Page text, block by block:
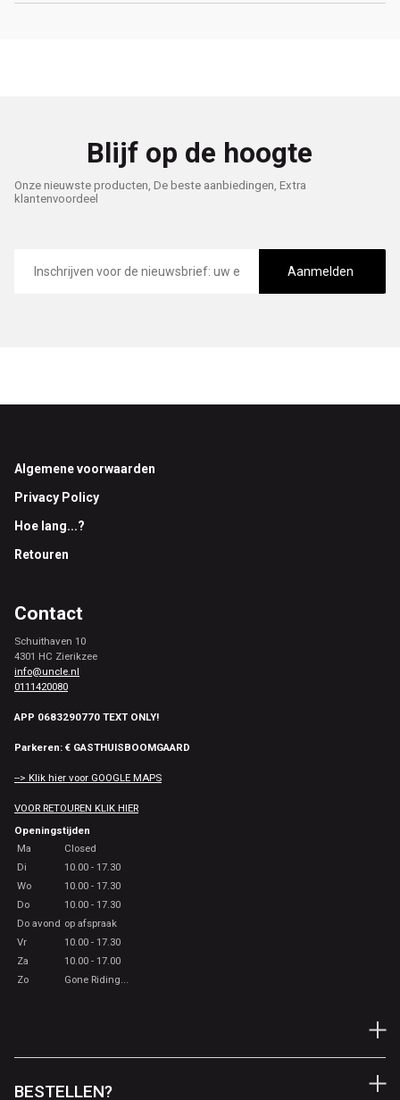
Blijf op de hoogte
Onze nieuwste producten, De beste aanbiedingen, Extra
klantenvoordeel
mailadres
Aanmelden
Footer
Algemene voorwaarden
Privacy Policy
Hoe lang...?
Retouren
Contact
Schuithaven 10
4301 HC Zierikzee
info@uncle.nl
0111420080
APP 0683290770 TEXT ONLY!
Parkeren: € GASTHUISBOOMGAARD
--> Klik hier voor GOOGLE MAPS
VOOR RETOUREN KLIK HIER
Openingstijden
Ma
Closed
Di
10.00 - 17.30
Wo
10.00 - 17.30
Do
10.00 - 17.30
Do avond op afspraak
Vr
10.00 - 17.30
Za
10.00 - 17.00
Zo
Gone Riding...
BESTELLEN?